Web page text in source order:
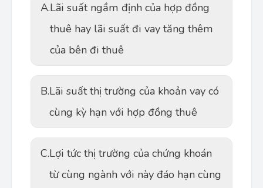
A.Lãi suất ngầm định của hợp đồng
thuê hay lãi suất đi vay tăng thêm
của bên đi thuê
B.Lãi suất thị trường của khoản vay có
cùng kỳ hạn với hợp đồng thuê
C.Lợi tức thị trường của chứng khoán
từ cùng ngành với này đáo hạn cùng